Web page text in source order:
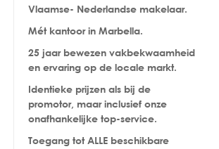
Vlaamse- Nederlandse makelaar.
Mét kantoor in Marbella.
25 jaar bewezen vakbekwaamheid
en ervaring op de locale markt.
Identieke prijzen als bij de
promotor, maar inclusief onze
onafhankelijke top-service.
Toegang tot ALLE beschikbare